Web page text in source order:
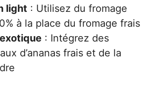
light : Utilisez du fromage
à la place du fromage frais
: Intégrez des
d’ananas frais et de la